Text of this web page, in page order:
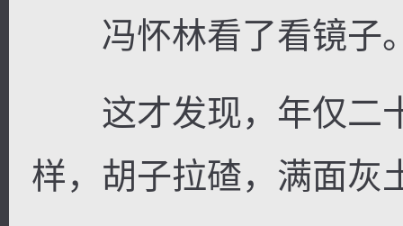
冯怀林看了看镜子
这才发现，年仅二
样，胡子拉碴，满面灰